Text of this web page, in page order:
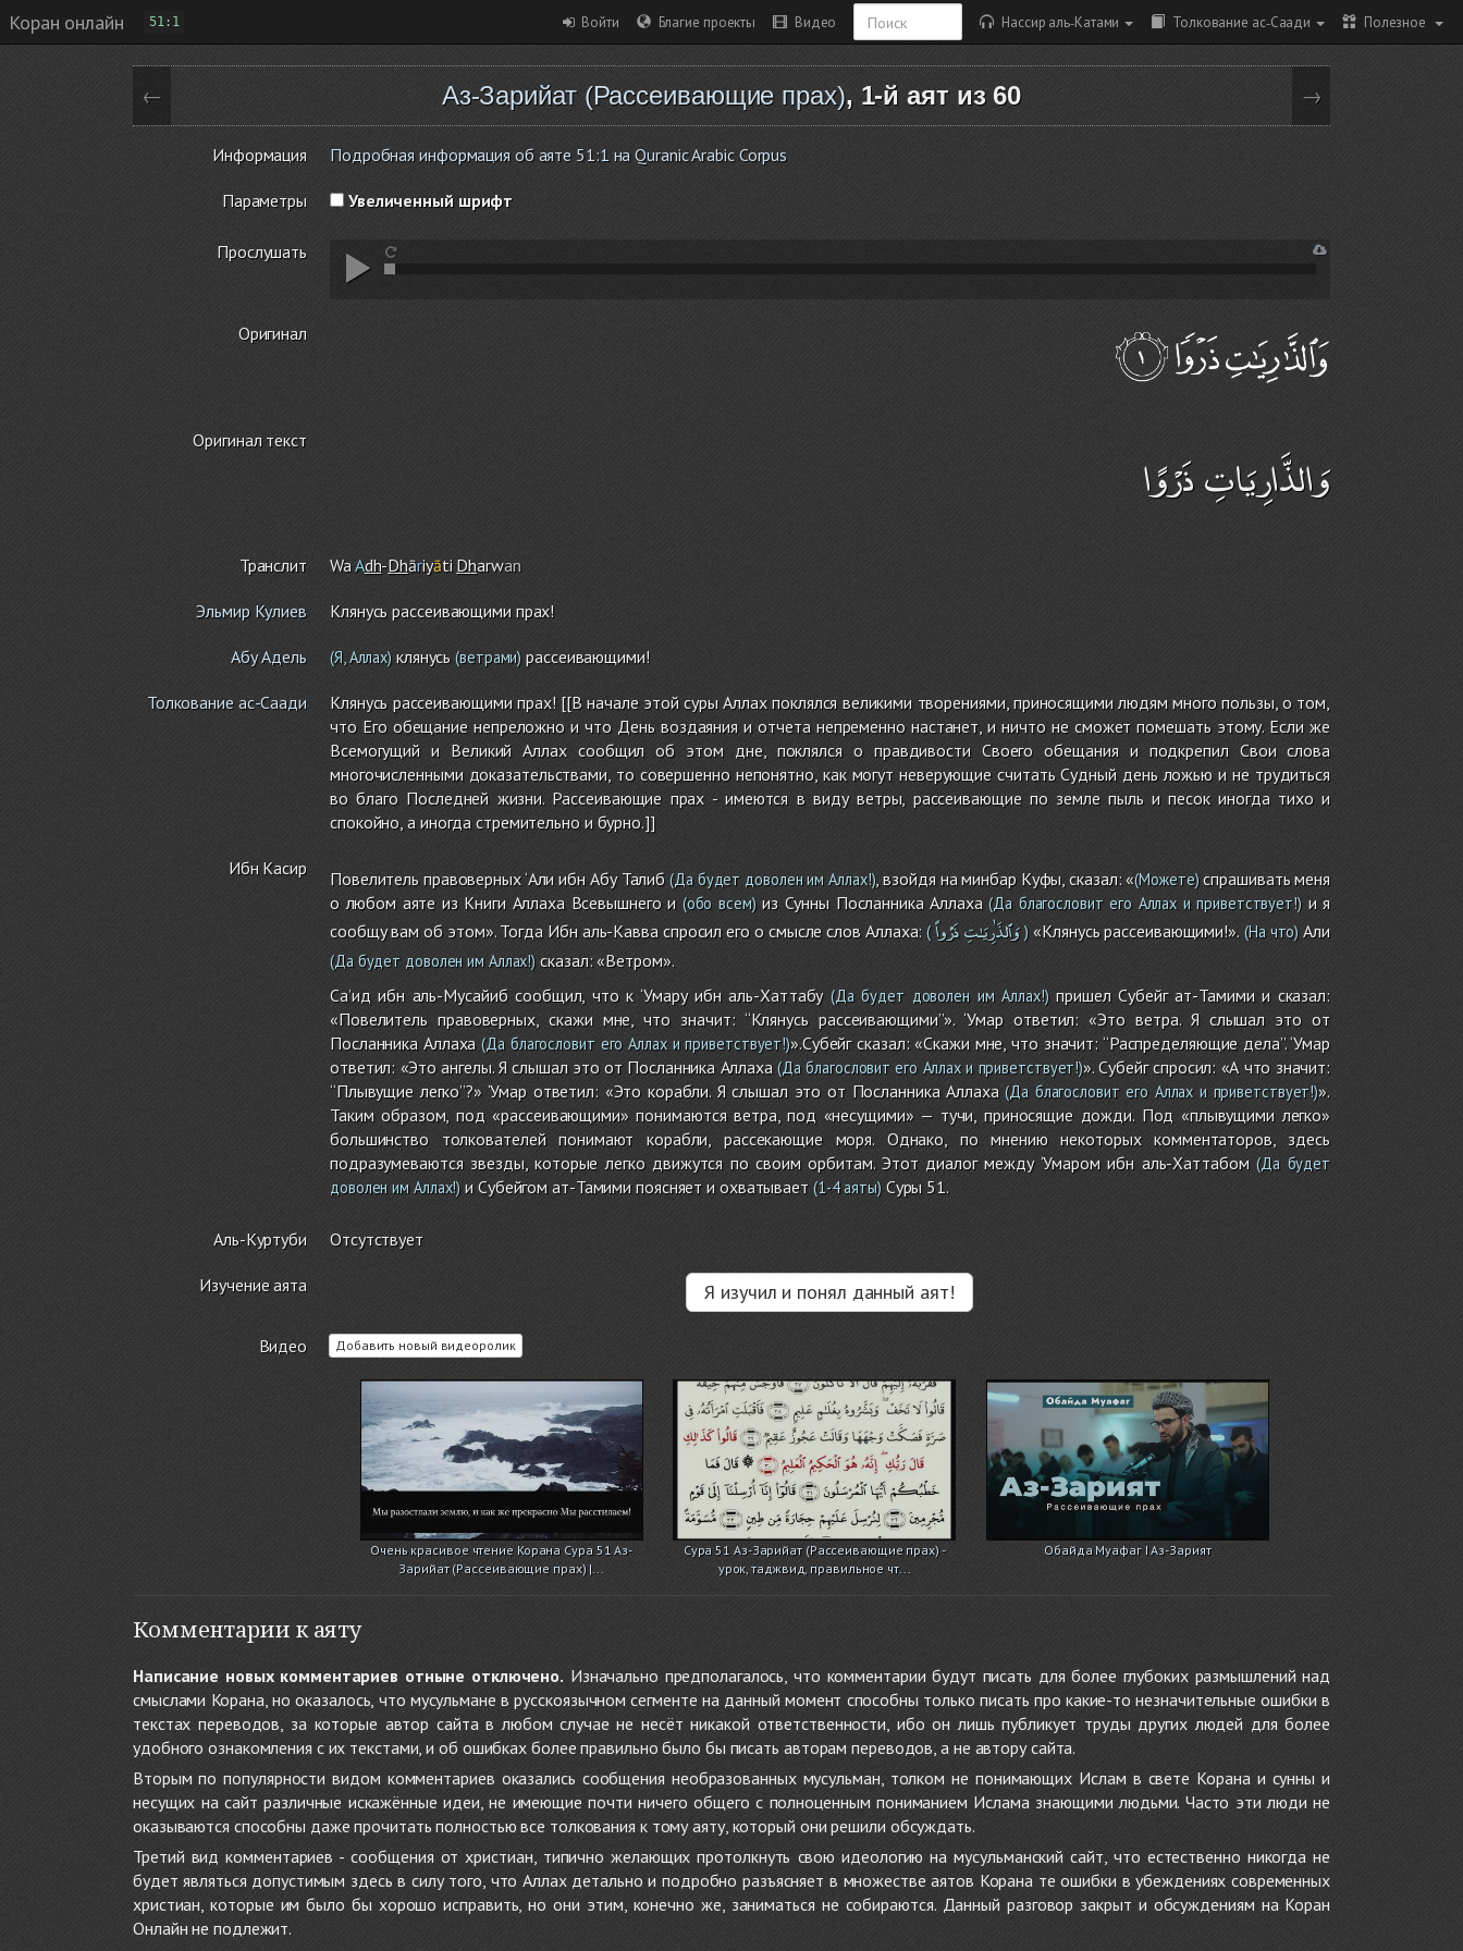
Коран онлайн 51:1 Войти Благие проекты Видео Нассир аль-Катами Толкование ас-Саади Полезное
← Аз-Зарийат (Рассеивающие прах), 1-й аят из 60 →
Информация Подробная информация об аяте 51:1 на Quranic Arabic Corpus
Параметры Увеличенный шрифт
Прослушать
Оригинал
Оригинал текст
وَالذَّارِيَاتِ ذَرْوًا
Транслит WaAdh-Dhāriyāti Dharwan
Эльмир Кулиев Клянусь рассеивающими прах!
Абу Адель (Я, Аллах) клянусь (ветрами) рассеивающими!
Толкование ас-Саади
Клянусь рассеивающими прах! [[В начале этой суры Аллах поклялся великими творениями, приносящими людям много пользы, о том,
что Его обещание непреложно и что День воздаяния и отчета непременно настанет, и ничто не сможет помешать этому. Если же
Всемогущий и Великий Аллах сообщил об этом дне, поклялся о правдивости Своего обещания и подкрепил Свои слова
многочисленными доказательствами, то совершенно непонятно, как могут неверующие считать Судный день ложью и не трудиться
во благо Последней жизни. Рассеивающие прах - имеются в виду ветры, рассеивающие по земле пыль и песок иногда тихо и
спокойно, а иногда стремительно и бурно.]]
Ибн Касир Повелитель правоверных ‘Али ибн Абу Талиб (Да будет доволен им Аллах!), взойдя на минбар Куфы, сказал: «(Можете)спрашивать меня
о любом аяте из Книги Аллаха Всевышнего и (обо всем)из Сунны Посланника Аллаха(Да благословит его Аллах и приветствует!)и я
сообщу вам об этом». Тогда Ибн аль-Кавва спросил его о смысле слов Аллаха: ( وَٱلذَٰرِيَـٰتِذَرْواً ) «Клянусь рассеивающими!». (На что) Али
(Да будет доволен им Аллах!) сказал: «Ветром».
Са’ид ибн аль-Мусайиб сообщил, что к ‘Умару ибн аль-Хаттабу(Да будет доволен им Аллах!)пришел Субейг ат-Тамими и сказал:
«Повелитель правоверных, скажи мне, что значит: ‘‘Клянусь рассеивающими’’». ‘Умар ответил: «Это ветра. Я слышал это от
Посланника Аллаха (Да благословит его Аллах и приветствует!)».Субейг сказал: «Скажи мне, что значит: ‘‘Распределяющие дела’’. ‘Умар
ответил: «Это ангелы. Я слышал это от Посланника Аллаха(Да благословит его Аллах и приветствует!)». Субейг спросил: «А что значит:
‘‘Плывущие легко’’?» ‘Умар ответил: «Это корабли. Я слышал это от Посланника Аллаха(Да благословит его Аллах и приветствует!)».
Таким образом, под «рассеивающими» понимаются ветра, под «несущими» — тучи, приносящие дожди. Под «плывущими легко»
большинство толкователей понимают корабли, рассекающие моря. Однако, по мнению некоторых комментаторов, здесь
подразумеваются звезды, которые легко движутся по своим орбитам. Этот диалог между ‘Умаром ибн аль-Хаттабом(Да будет
доволен им Аллах!) и Субейгом ат-Тамими поясняет и охватывает(1-4 аяты)Суры 51.
Аль-Куртуби Отсутствует
Изучение аята Я изучил и понял данный аят!
Видео Добавить новый видеоролик
Очень красивое чтение Корана Сура 51 Аз-
Зарийат (Рассеивающие прах) |...
Сура 51 Аз-Зарийат (Рассеивающие прах) -
урок, таджвид, правильное чт...
Обайда Муафаг I Аз-Зарият
Комментарии к аяту
Написание новых комментариев отныне отключено. Изначально предполагалось, что комментарии будут писать для более глубоких размышлений над
смыслами Корана, но оказалось, что мусульмане в русскоязычном сегменте на данный момент способны только писать про какие-то незначительные ошибки в
текстах переводов, за которые автор сайта в любом случае не несёт никакой ответственности, ибо он лишь публикует труды других людей для более
удобного ознакомления с их текстами, и об ошибках более правильно было бы писать авторам переводов, а не автору сайта.
Вторым по популярности видом комментариев оказались сообщения необразованных мусульман, толком не понимающих Ислам в свете Корана и сунны и
несущих на сайт различные искажённые идеи, не имеющие почти ничего общего с полноценным пониманием Ислама знающими людьми. Часто эти люди не
оказываются способны даже прочитать полностью все толкования к тому аяту, который они решили обсуждать.
Третий вид комментариев - сообщения от христиан, типично желающих протолкнуть свою идеологию на мусульманский сайт, что естественно никогда не
будет являться допустимым здесь в силу того, что Аллах детально и подробно разъясняет в множестве аятов Корана те ошибки в убеждениях современных
христиан, которые им было бы хорошо исправить, но они этим, конечно же, заниматься не собираются. Данный разговор закрыт и обсуждениям на Коран
Онлайн не подлежит.